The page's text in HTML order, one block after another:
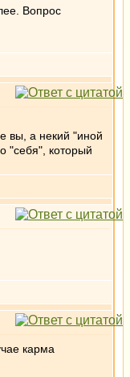
Вопрос
вы, а некий "иной
"себя", который
карма